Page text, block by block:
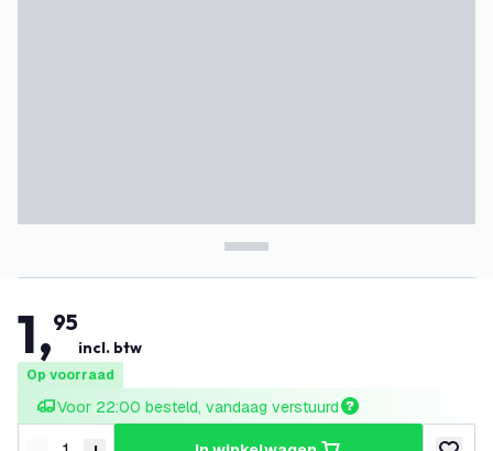
1,95
incl. btw
Op voorraad
Voor 22:00 besteld, vandaag verstuurd